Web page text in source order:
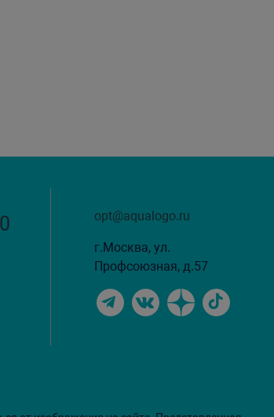
opt@aqualogo.ru
г.Москва, ул.
Профсоюзная, д.57